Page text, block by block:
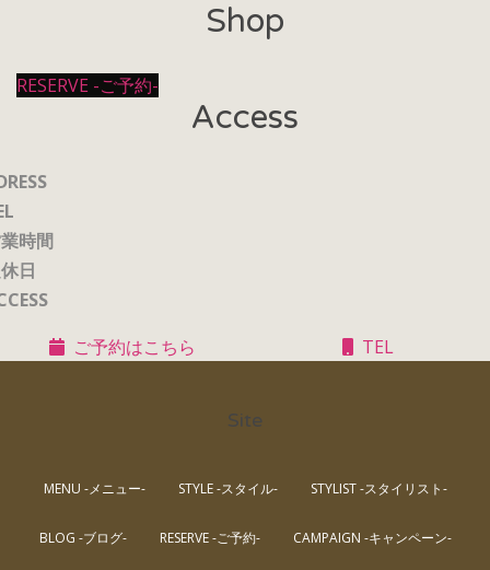
Shop
RESERVE -ご予約-
Access
時間
日
ご予約はこちら
TEL
Site
MENU -メニュー- STYLE -スタイル- STYLIST -スタイリスト-
BLOG -ブログ- RESERVE -ご予約- CAMPAIGN -キャンペーン-